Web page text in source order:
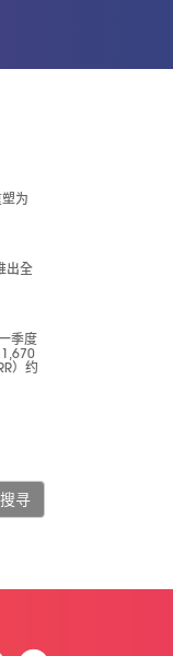
为
出全
季度
）约
搜寻